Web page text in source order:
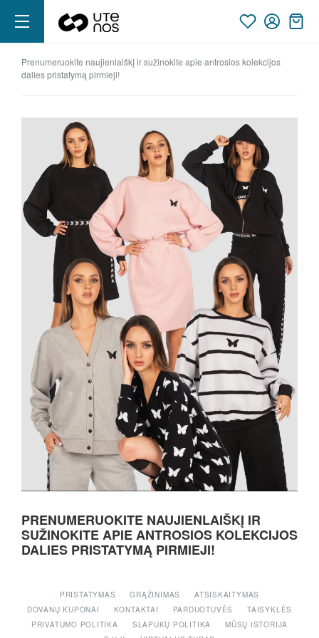
prenumeruokite naujienlaiškį ir sužinokite apie antrosios kolekcijos
dalies pristatymą pirmieji!
PRENUMERUOKITE NAUJIENLAIŠKĮ IR
SUŽINOKITE APIE ANTROSIOS KOLEKCIJOS
DALIES PRISTATYMĄ PIRMIEJI!
PRISTATYMAS GRĄŽINIMAS
ATSISKAITYMAS
DOVANŲ KUPONAI
KONTAKTAI PARDUOTUVĖS
TAISYKLĖS
PRIVATUMO POLITIKA
SLAPUKŲ POLITIKA
MŪSŲ ISTORIJA